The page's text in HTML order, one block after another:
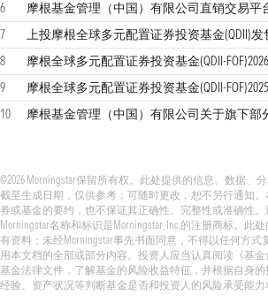
6
7
8
9
10
©2026 Morningstar保留所有权。此处提供的信息、数据、
截至生成日期，仅供参考；可随时更改，恕不另行通知
券或基金的要约，也不保证其正确性、完整性或准确性。
Morningstar名称和标识是Morningstar, Inc.的注册商标。此
有资料；未经Morningstar事先书面同意，不得以任何方
用本文档的全部或部分内容。投资人应当认真阅读《基
基金法律文件，了解基金的风险收益特征，并根据自身
经验、资产状况等判断基金是否和投资人的风险承受能力